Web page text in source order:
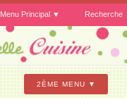
Menu Principal Recherche
2ÈME MENU